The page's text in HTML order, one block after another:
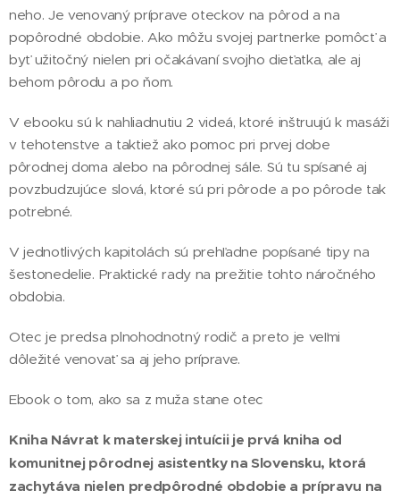
neho. Je venovaný príprave oteckov na pôrod a na
popôrodné obdobie. Ako môžu svojej partnerke pomôcť a
byť užitočný nielen pri očakávaní svojho dieťatka, ale aj
behom pôrodu a po ňom.
V ebooku sú k nahliadnutiu 2 videá, ktoré inštruujú k masáži
v tehotenstve a taktiež ako pomoc pri prvej dobe
pôrodnej doma alebo na pôrodnej sále. Sú tu spísané aj
povzbudzujúce slová, ktoré sú pri pôrode a po pôrode tak
potrebné.
V jednotlivých kapitolách sú prehľadne popísané tipy na
šestonedelie. Praktické rady na prežitie tohto náročného
obdobia.
Otec je predsa plnohodnotný rodič a preto je veľmi
dôležité venovať sa aj jeho príprave.
Ebook o tom, ako sa z muža stane otec
Kniha Návrat k materskej intuícii je prvá kniha od
komunitnej pôrodnej asistentky na Slovensku, ktorá
zachytáva nielen predpôrodné obdobie a prípravu na